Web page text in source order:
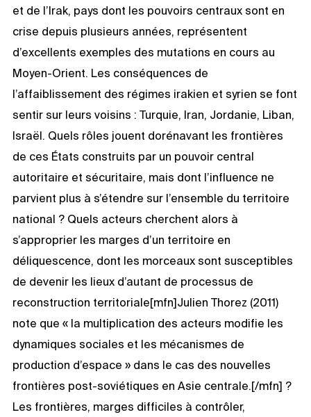
et de l’Irak, pays dont les pouvoirs centraux sont en
crise depuis plusieurs années, représentent
d’excellents exemples des mutations en cours au
Moyen-Orient. Les conséquences de
l’affaiblissement des régimes irakien et syrien se font
sentir sur leurs voisins : Turquie, Iran, Jordanie, Liban,
Israël. Quels rôles jouent dorénavant les frontières
de ces États construits par un pouvoir central
autoritaire et sécuritaire, mais dont l’influence ne
parvient plus à s’étendre sur l’ensemble du territoire
national ? Quels acteurs cherchent alors à
s’approprier les marges d’un territoire en
déliquescence, dont les morceaux sont susceptibles
de devenir les lieux d’autant de processus de
reconstruction territoriale[mfn]Julien Thorez (2011)
note que « la multiplication des acteurs modifie les
dynamiques sociales et les mécanismes de
production d’espace » dans le cas des nouvelles
frontières post-soviétiques en Asie centrale.[/mfn] ?
Les frontières, marges difficiles à contrôler,